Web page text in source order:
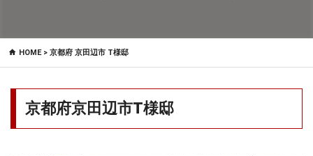
HOME> 京都府 京田辺市 T様邸
京都府京田辺市T様邸